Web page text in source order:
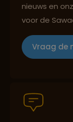
Reizen
nieuws en
voor de
Vraag de